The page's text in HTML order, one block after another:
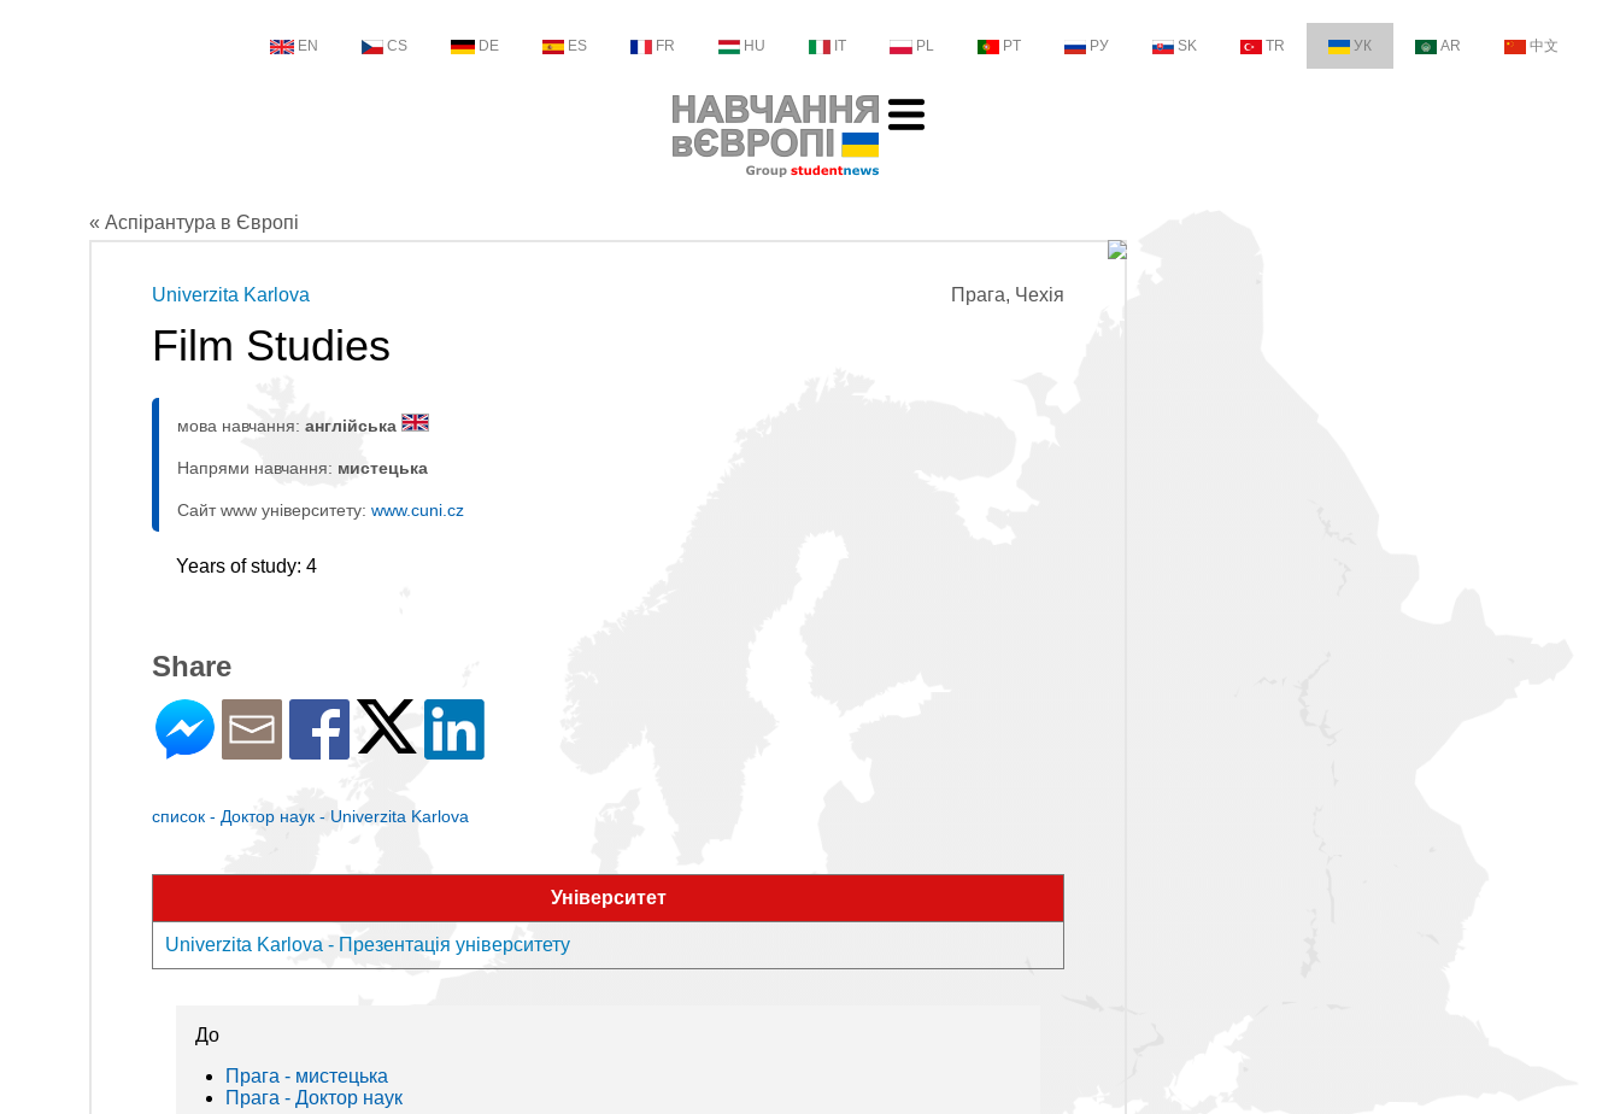
EN CS DE ES FR HU IT PL PT РУ SK TR УК AR 中文
« Аспірантура в Європі
Прага, Чехія
Univerzita Karlova
Film Studies
мова навчання: англійська
Напрями навчання: мистецькa
Сайт www університету: www.cuni.cz
Years of study: 4
Share
список - Доктор наук - Univerzita Karlova
Університет
Univerzita Karlova - Презентація університету
До
Прага - мистецькa
Прага - Доктор наук